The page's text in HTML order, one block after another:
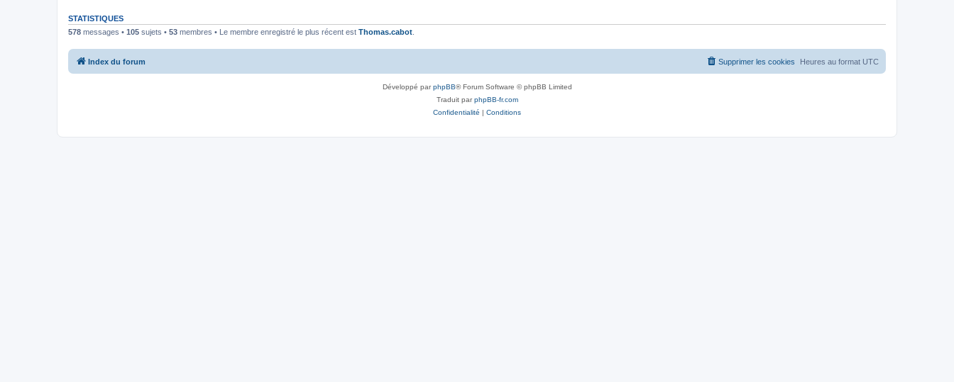
STATISTIQUES
578 messages • 105 sujets • 53 membres • Le membre enregistré le plus récent est Thomas.cabot
Index du forum Heures au format UTC
Supprimer les cookies
Développé parphpBB® Forum Software © phpBB Limited
Traduit parphpBB-fr.com
Confidentialité | Conditions